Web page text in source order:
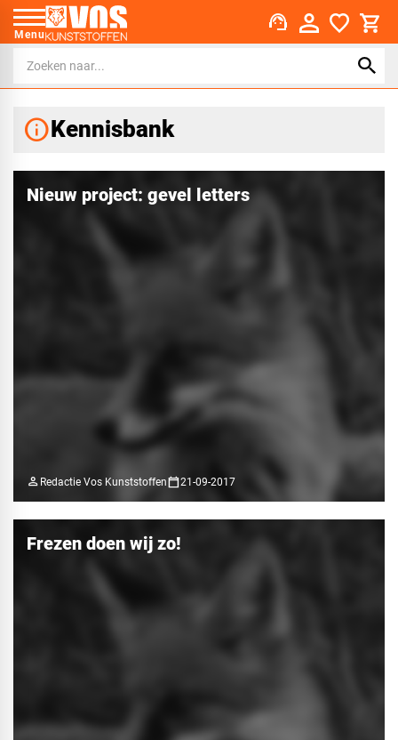
Menu support_agent
infoKennisbank
Nieuw project: gevel letters
person Redactie Vos Kunststoffencalendar_today21-09-2017
Frezen doen wij zo!